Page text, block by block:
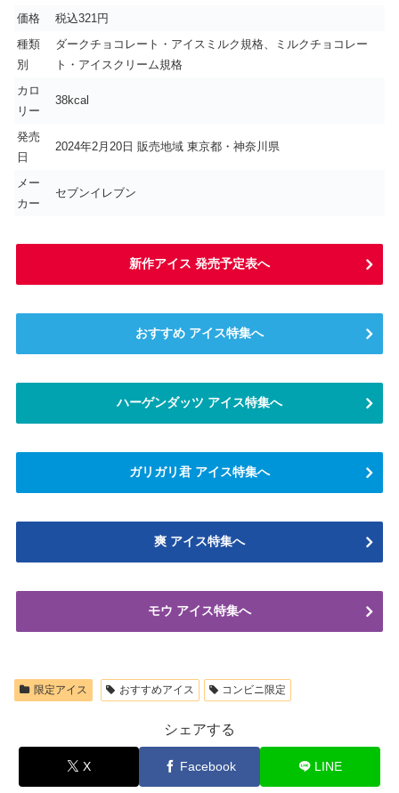
価格
税込321円
種類
別
ダークチョコレート・アイスミルク規格、ミルクチョコレー
ト・アイスクリーム規格
カロ
リー
38kcal
発売
日
2024年2月20日 販売地域 東京都・神奈川県
メー
カー
セブンイレブン
新作アイス 発売予定表へ
おすすめ アイス特集へ
ハーゲンダッツ アイス特集へ
ガリガリ君 アイス特集へ
爽 アイス特集へ
モウ アイス特集へ
限定アイス おすすめアイス コンビニ限定
シェアする
X Facebook LINE